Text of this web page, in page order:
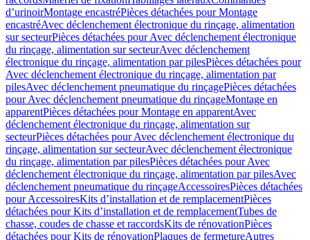
dʼurinoirMontage encastréPièces détachées pour Montage
encastréAvec déclenchement électronique du rinçage, alimentation
sur secteurPièces détachées pour Avec déclenchement électronique
du rinçage, alimentation sur secteurAvec déclenchement
électronique du rinçage, alimentation par pilesPièces détachées pour
Avec déclenchement électronique du rinçage, alimentation par
pilesAvec déclenchement pneumatique du rinçagePièces détachées
pour Avec déclenchement pneumatique du rinçageMontage en
apparentPièces détachées pour Montage en apparentAvec
déclenchement électronique du rinçage, alimentation sur
secteurPièces détachées pour Avec déclenchement électronique du
rinçage, alimentation sur secteurAvec déclenchement électronique
du rinçage, alimentation par pilesPièces détachées pour Avec
déclenchement électronique du rinçage, alimentation par pilesAvec
déclenchement pneumatique du rinçageAccessoiresPièces détachées
pour AccessoiresKits d’installation et de remplacementPièces
détachées pour Kits d’installation et de remplacementTubes de
chasse, coudes de chasse et raccordsKits de rénovationPièces
détachées pour Kits de rénovationPlaques de fermetureAutres